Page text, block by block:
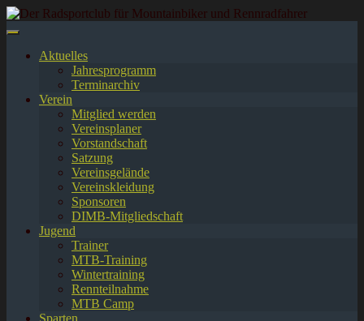
Springe
zum
Aktuelles
Jahresprogramm
Terminarchiv
Verein
Mitglied werden
Vereinsplaner
Vorstandschaft
Satzung
Vereinsgelände
Vereinskleidung
Sponsoren
DIMB-Mitgliedschaft
Jugend
Trainer
MTB-Training
Wintertraining
Rennteilnahme
MTB Camp
Sparten